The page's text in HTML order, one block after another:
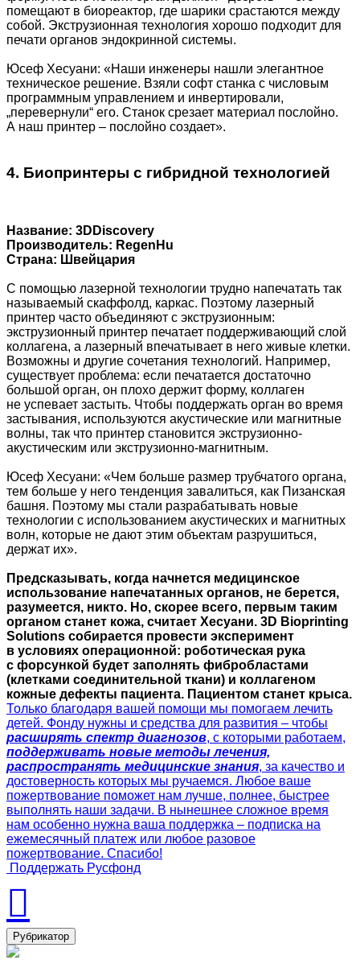
помещают в биореактор, где шарики срастаются между
собой. Экструзионная технология хорошо подходит для
печати органов эндокринной системы.
Юсеф Хесуани: «Наши инженеры нашли элегантное
техническое решение. Взяли софт станка с числовым
программным управлением и инвертировали,
„перевернули“ его. Станок срезает материал послойно.
А наш принтер – послойно создает».
4. Биопринтеры с гибридной технологией
Название: 3DDiscovery
Производитель: RegenHu
Страна: Швейцария
С помощью лазерной технологии трудно напечатать так
называемый скаффолд, каркас. Поэтому лазерный
принтер часто объединяют с экструзионным:
экструзионный принтер печатает поддерживающий слой
коллагена, а лазерный впечатывает в него живые клетки.
Возможны и другие сочетания технологий. Например,
существует проблема: если печатается достаточно
большой орган, он плохо держит форму, коллаген
не успевает застыть. Чтобы поддержать орган во время
застывания, используются акустические или магнитные
волны, так что принтер становится экструзионно-
акустическим или экструзионно-магнитным.
Юсеф Хесуани: «Чем больше размер трубчатого органа,
тем больше у него тенденция завалиться, как Пизанская
башня. Поэтому мы стали разрабатывать новые
технологии с использованием акустических и магнитных
волн, которые не дают этим объектам разрушиться,
держат их».
Предсказывать, когда начнется медицинское
использование напечатанных органов, не берется,
разумеется, никто. Но, скорее всего, первым таким
органом станет кожа, считает Хесуани. 3D Bioprinting
Solutions собирается провести эксперимент
в условиях операционной: роботическая рука
с форсункой будет заполнять фибробластами
(клетками соединительной ткани) и коллагеном
кожные дефекты пациента. Пациентом станет крыса.
Только благодаря вашей помощи мы помогаем лечить
детей. Фонду нужны и средства для развития – чтобы
расширять спектр диагнозов, с которыми работаем,
поддерживать новые методы лечения,
распространять медицинские знания, за качество и
достоверность которых мы ручаемся. Любое ваше
пожертвование поможет нам лучше, полнее, быстрее
выполнять наши задачи. В нынешнее сложное время
нам особенно нужна ваша поддержка – подписка на
ежемесячный платеж или любое разовое
пожертвование. Спасибо!
Поддержать Русфонд
Рубрикатор